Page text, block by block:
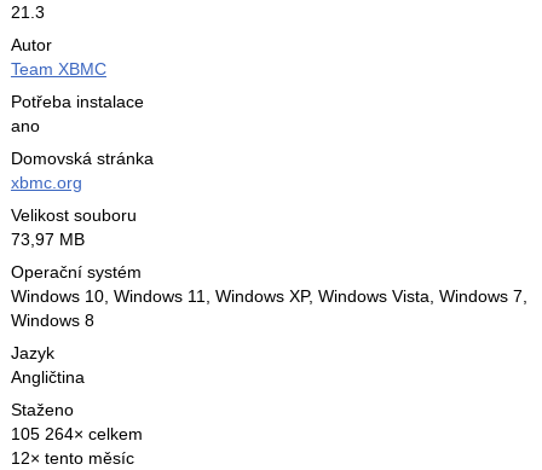
21.3
Autor
Team XBMC
Potřeba instalace
ano
Domovská stránka
xbmc.org
Velikost souboru
73,97 MB
Operační systém
Windows 10, Windows 11, Windows XP, Windows Vista, Windows 7,
Windows 8
Jazyk
Angličtina
Staženo
105 264× celkem
12× tento měsíc